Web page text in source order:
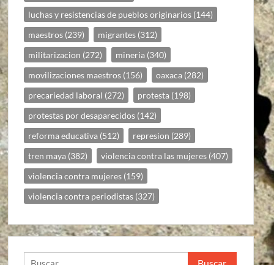
luchas y resistencias de pueblos originarios (144)
maestros (239) migrantes (312)
militarizacion (272) mineria (340)
movilizaciones maestros (156) oaxaca (282)
precariedad laboral (272) protesta (198)
protestas por desaparecidos (142)
reforma educativa (512) represion (289)
tren maya (382) violencia contra las mujeres (407)
violencia contra mujeres (159)
violencia contra periodistas (327)
Buscar: